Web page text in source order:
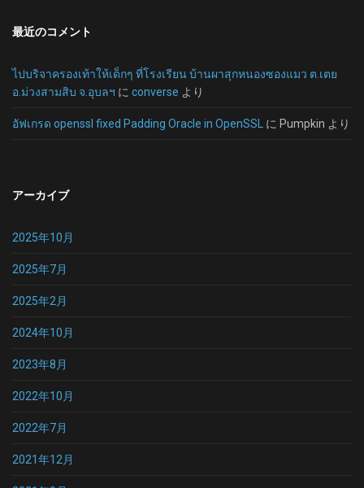
最近のコメント
ไปบริจาครองเท้าให้เด็กๆ ที่โรงเรียน บ้านผาสุกหนองซองแมว ต.เตย
อ.ม่วงสามสิบ จ.อุบลฯ に converse より
อัฟเกรด openssl fixed Padding Oracle in OpenSSL に Pumpkin より
アーカイブ
2025年10月
2025年7月
2025年2月
2024年10月
2023年8月
2022年10月
2022年7月
2021年12月